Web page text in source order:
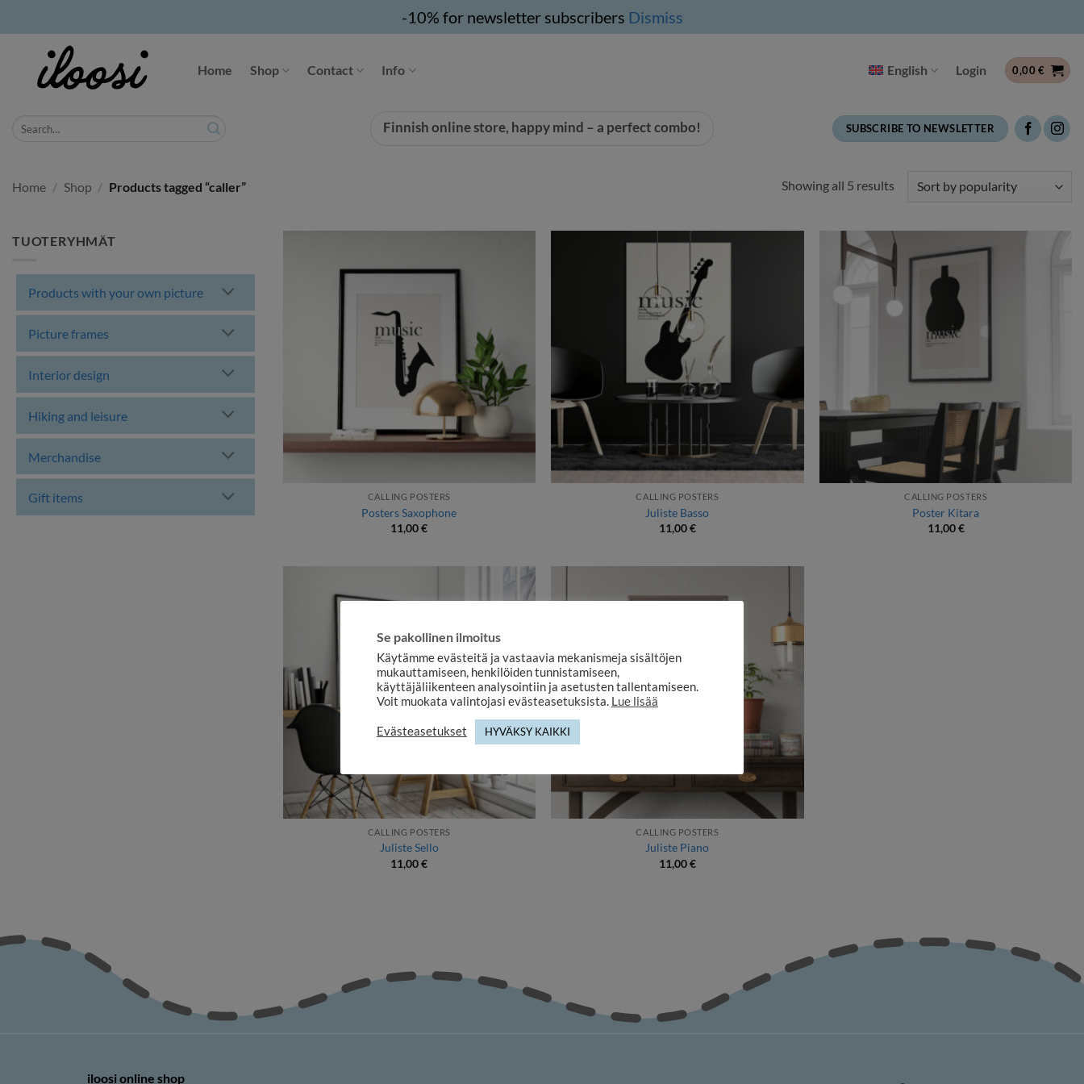
-10% for newsletter subscribers Dismiss
content
Home Shop Contact Info English Login 0,00€
Finnish online store, happy mind – a perfect combo! SUBSCRIBE TO NEWSLETTER
Home / Shop / Products tagged “caller” Showing all 5 resultsSorted
TUOTERYHMÄT
Products with your own picture
Picture frames
Interior design
Hiking and leisure
Merchandise
Gift items CALLING POSTERS
Posters Saxophone
11,00€
CALLING POSTERS
Juliste Basso
11,00€
CALLING POSTERS
Poster Kitara
11,00€
CALLING POSTERS
Juliste Sello
11,00€
CALLING POSTERS
Juliste Piano
11,00€
iloosi online shop
Se pakollinen ilmoitus
Käytämme evästeitä ja vastaavia mekanismeja sisältöjen
mukauttamiseen, henkilöiden tunnistamiseen,
käyttäjäliikenteen analysointiin ja asetusten tallentamiseen.
Voit muokata valintojasi evästeasetuksista. Lue lisää
Evästeasetukset HYVÄKSY KAIKKI